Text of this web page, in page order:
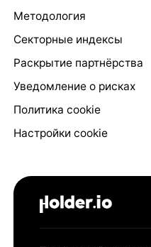
Методология
Секторные индексы
Раскрытие партнёрства
Уведомление о рисках
Политика cookie
Настройки cookie